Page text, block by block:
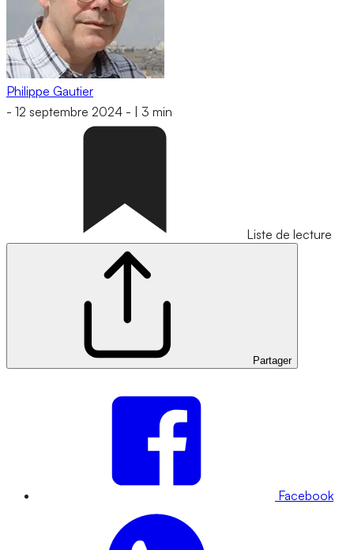
Philippe Gautier
- 12 septembre 2024 - 3 min
Liste de lecture
Partager
Facebook